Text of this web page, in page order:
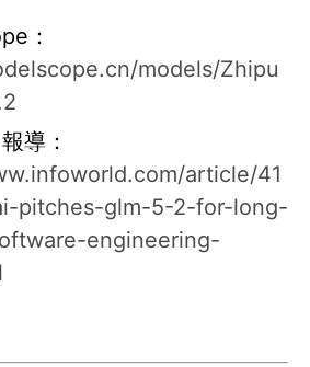
：
models/Zhipu
導：
article/41
pitches-glm-5-2-for-long-
engineering-